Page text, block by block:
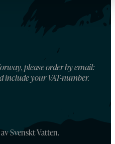
please order by email:
include your VAT-number.
Svenskt Vatten.